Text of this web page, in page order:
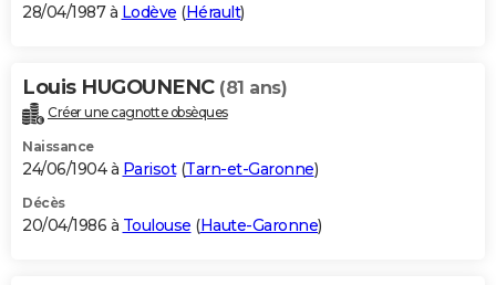
28/04/1987 à Lodève (Hérault)
Louis HUGOUNENC (81 ans)
Créer une cagnotte obsèques
Naissance
24/06/1904 à Parisot(Tarn-et-Garonne)
Décès
20/04/1986 à Toulouse (Haute-Garonne)